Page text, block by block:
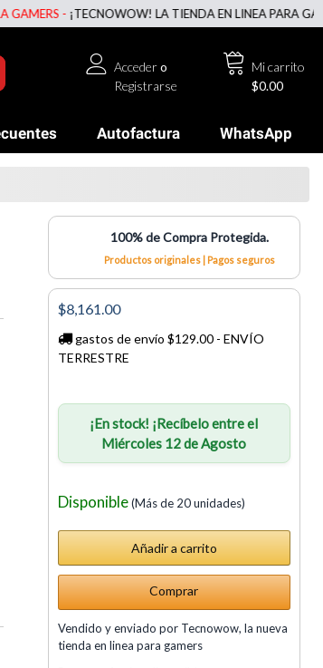
-¡TECNOWOW! LA TIENDA EN LINEA PARA GAMERS ;)
Mi carrito
$0.00
Accedero
Registrarse
Autofactura WhatsApp
100% de Compra Protegida.
Productos originales | Pagos seguros
$8,161.00
gastos de envío $129.00 - ENVÍO
TERRESTRE
¡En stock! ¡Recíbelo entre el
Miércoles 12 de Agosto
Disponible(Más de 20 unidades)
Comprar
Vendido y enviado por Tecnowow, la nueva
tienda en linea para gamers